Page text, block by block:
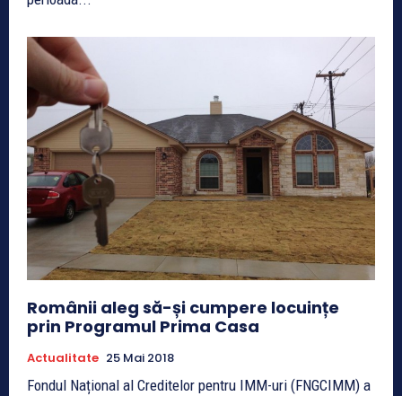
Românii aleg să-și cumpere locuințe
prin Programul Prima Casa
Actualitate 25 Mai 2018
Fondul Național al Creditelor pentru IMM-uri (FNGCIMM) a